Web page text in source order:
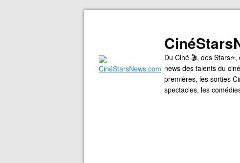
Du Ciné 🎬, des
news des talents du
premières, les sorties
spectacles, les